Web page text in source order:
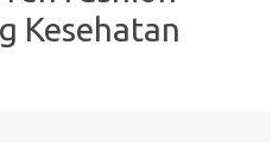
Kesehatan